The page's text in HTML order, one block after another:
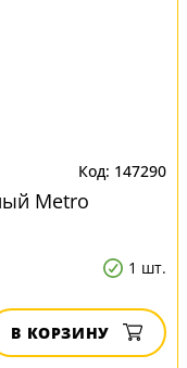
147290
Metro
1 шт.
В КОРЗИНУ